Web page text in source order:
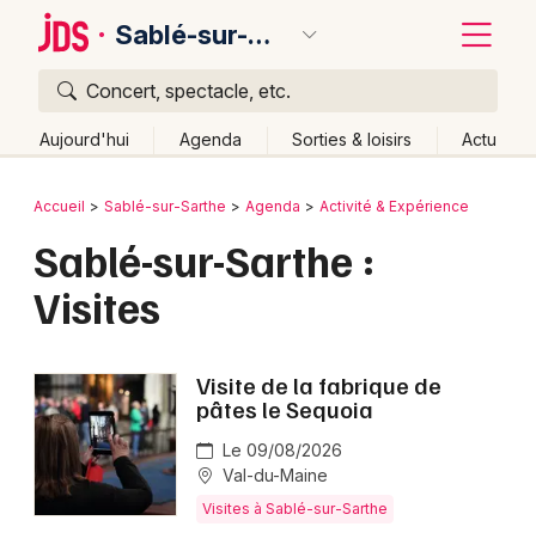
Sablé-sur-Sarthe
Concert, spectacle, etc.
Aujourd'hui Agenda Sorties & loisirs Actu
Publier un événement
Activité & Expérience
Manifestations
Bordeaux
Colmar
Lyon
Marseille
Mulhouse
Retour
Accueil Sablé-sur-Sarthe Agenda Activité & Expérience
Sablé-sur-Sarthe :
Visites
Visite de la fabrique de
pâtes le Sequoia
Le 09/08/2026
Val-du-Maine
Visites à Sablé-sur-Sarthe
Quoi ?
Où ?
Pays de la Loire
Partout Près de moi
Quand ?